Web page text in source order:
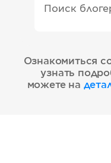
Поиск
Ознакомиться
узнать
можете на